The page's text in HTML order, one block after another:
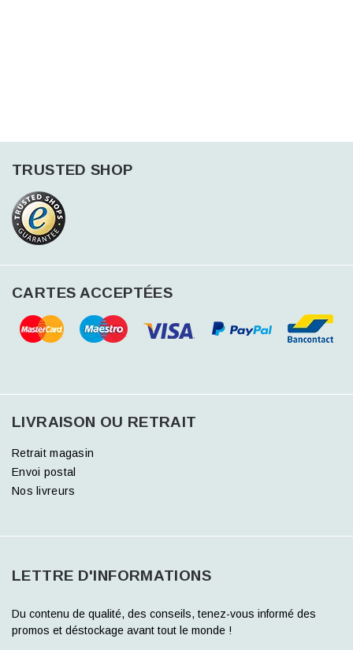
TRUSTED SHOP
CARTES ACCEPTÉES
LIVRAISON OU RETRAIT
Retrait magasin
Envoi postal
Nos livreurs
LETTRE D'INFORMATIONS
Du contenu de qualité, des conseils, tenez-vous informé des
promos et déstockage avant tout le monde !